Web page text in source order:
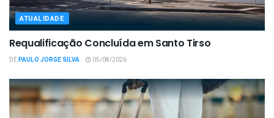
ATUALIDADE
Requalificação Concluída em Santo Tirso
DEPAULO JORGE SILVA 05/08/2026